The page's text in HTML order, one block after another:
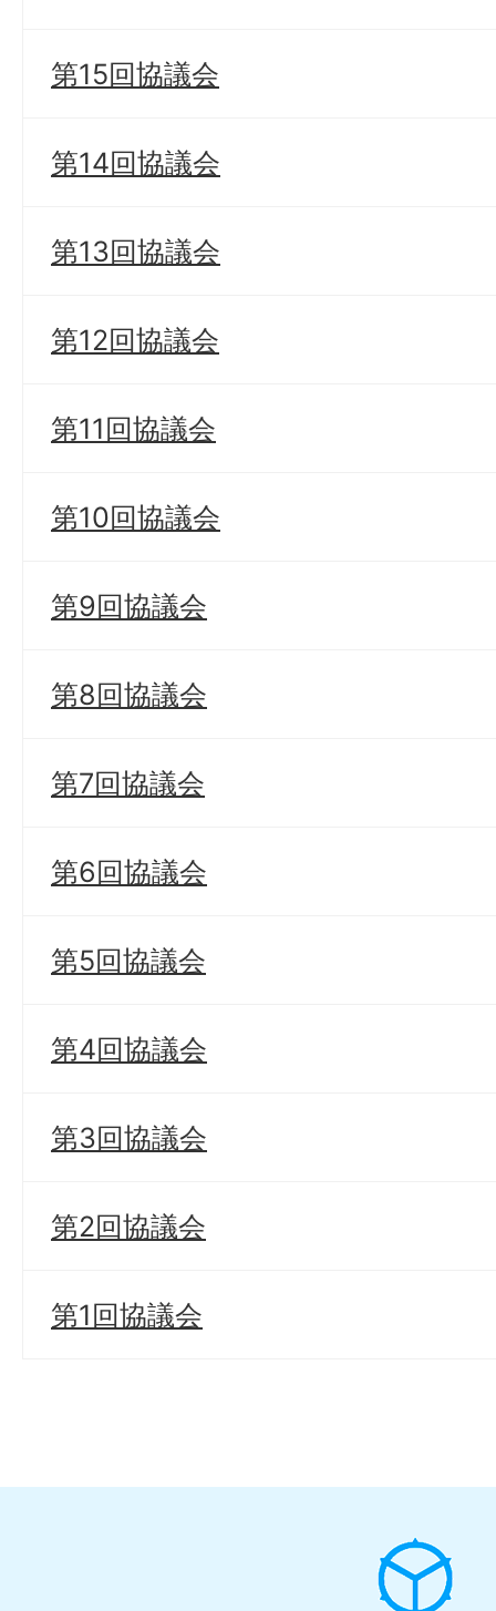
第15回協議会
第14回協議会
第13回協議会
第12回協議会
第11回協議会
第10回協議会
第9回協議会
第8回協議会
第7回協議会
第6回協議会
第5回協議会
第4回協議会
第3回協議会
第2回協議会
第1回協議会